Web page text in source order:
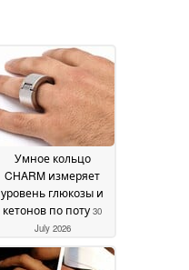
Умное кольцо
CHARM измеряет
уровень глюкозы и
кетонов по поту 30
July 2026